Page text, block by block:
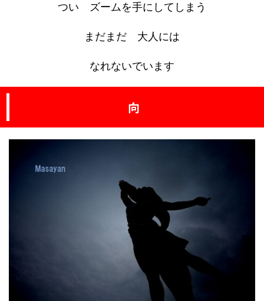
つい ズームを手にしてしまう
まだまだ 大人には
なれないでいます
向